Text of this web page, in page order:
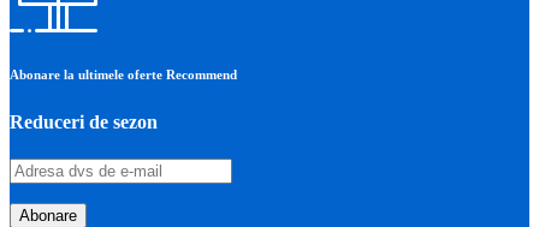
Abonare la ultimele oferte Recommend
Reduceri de sezon